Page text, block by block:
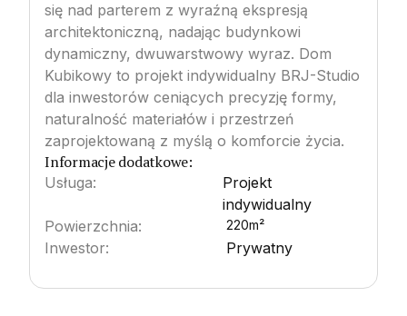
się nad parterem z wyraźną ekspresją
architektoniczną, nadając budynkowi
dynamiczny, dwuwarstwowy wyraz. Dom
Kubikowy to projekt indywidualny BRJ-Studio
dla inwestorów ceniących precyzję formy,
naturalność materiałów i przestrzeń
zaprojektowaną z myślą o komforcie życia.
Informacje dodatkowe:
Usługa:
Projekt
indywidualny
Powierzchnia:
220m²
Inwestor: Prywatny